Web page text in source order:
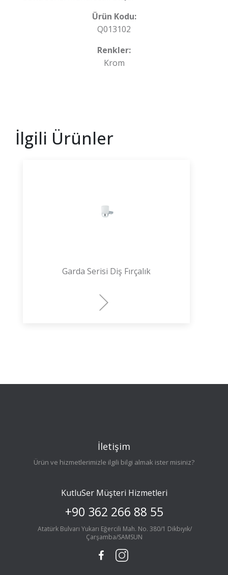
Ürün Kodu:
Q013102
Renkler:
Krom
İlgili Ürünler
Garda Serisi Diş Fırçalık
İletişim
Ürün ve hizmetlerimizle ilgili bilgi almak ister misiniz?
KutluSer Müşteri Hizmetleri
+90 362 266 88 55
Atatürk Bulvarı Yukarı Eğercili Mah. No. 380/1 Dikbıyık/
Çarşamba/SAMSUN